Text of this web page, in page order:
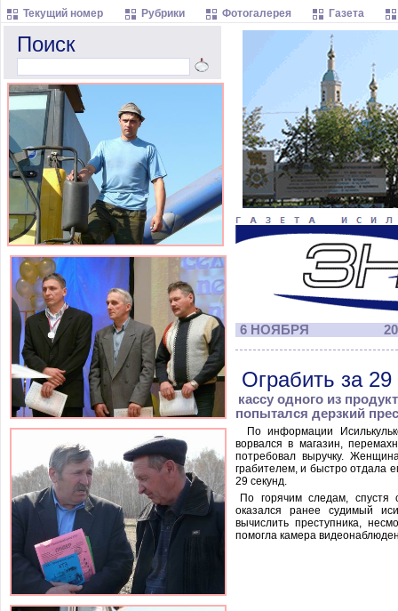
Текущий номер Рубрики Фотогалерея Газета
Поиск
6 НОЯБРЯ
Ограбить за 29
кассу одного из
попытался дерзкий
По информации
ворвался в магазин,
потребовал выручку.
грабителем, и быстро отдала
29 секунд.
По горячим следам,
оказался ранее судимый
вычислить преступника,
помогла камера